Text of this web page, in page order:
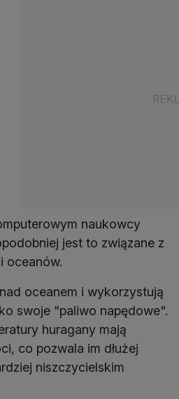
naukowcy
jest to związane z
oceanów.
oceanem i wykorzystują
swoje "paliwo napędowe".
huragany mają
co pozwala im dłużej
niszczycielskim